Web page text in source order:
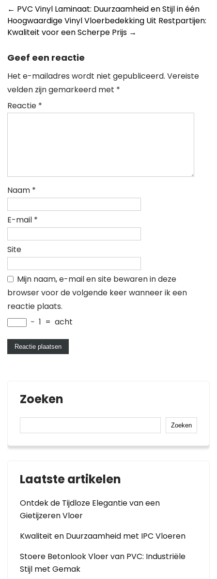
Berichtnavigatie
← PVC Vinyl Laminaat: Duurzaamheid en Stijl in één
Hoogwaardige Vinyl Vloerbedekking Uit Restpartijen:
Kwaliteit voor een Scherpe Prijs →
Geef een reactie
Het e-mailadres wordt niet gepubliceerd. Vereiste
velden zijn gemarkeerd met *
Reactie *
Naam *
E-mail *
Site
Mijn naam, e-mail en site bewaren in deze
browser voor de volgende keer wanneer ik een
reactie plaats.
− 1 = acht
Zoeken
Zoeken
Laatste artikelen
Ontdek de Tijdloze Elegantie van een
Gietijzeren Vloer
Kwaliteit en Duurzaamheid met IPC Vloeren
Stoere Betonlook Vloer van PVC: Industriële
Stijl met Gemak